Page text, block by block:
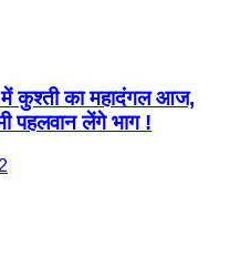
कुश्ती का महादंगल आज,
पहलवान लेंगे भाग !